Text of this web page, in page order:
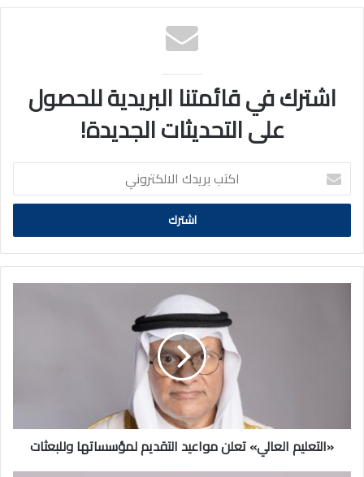
اشترك في قائمتنا البريدية للحصول
على التحديثات الجديدة!
اكتب
بريدك
الالكتروني
«التعليم العالي» تعلن مواعيد التقديم لمؤسساتها وللبعثات